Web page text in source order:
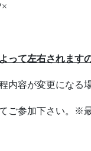
て左右されます
容が変更になる
ご参加下さい。※